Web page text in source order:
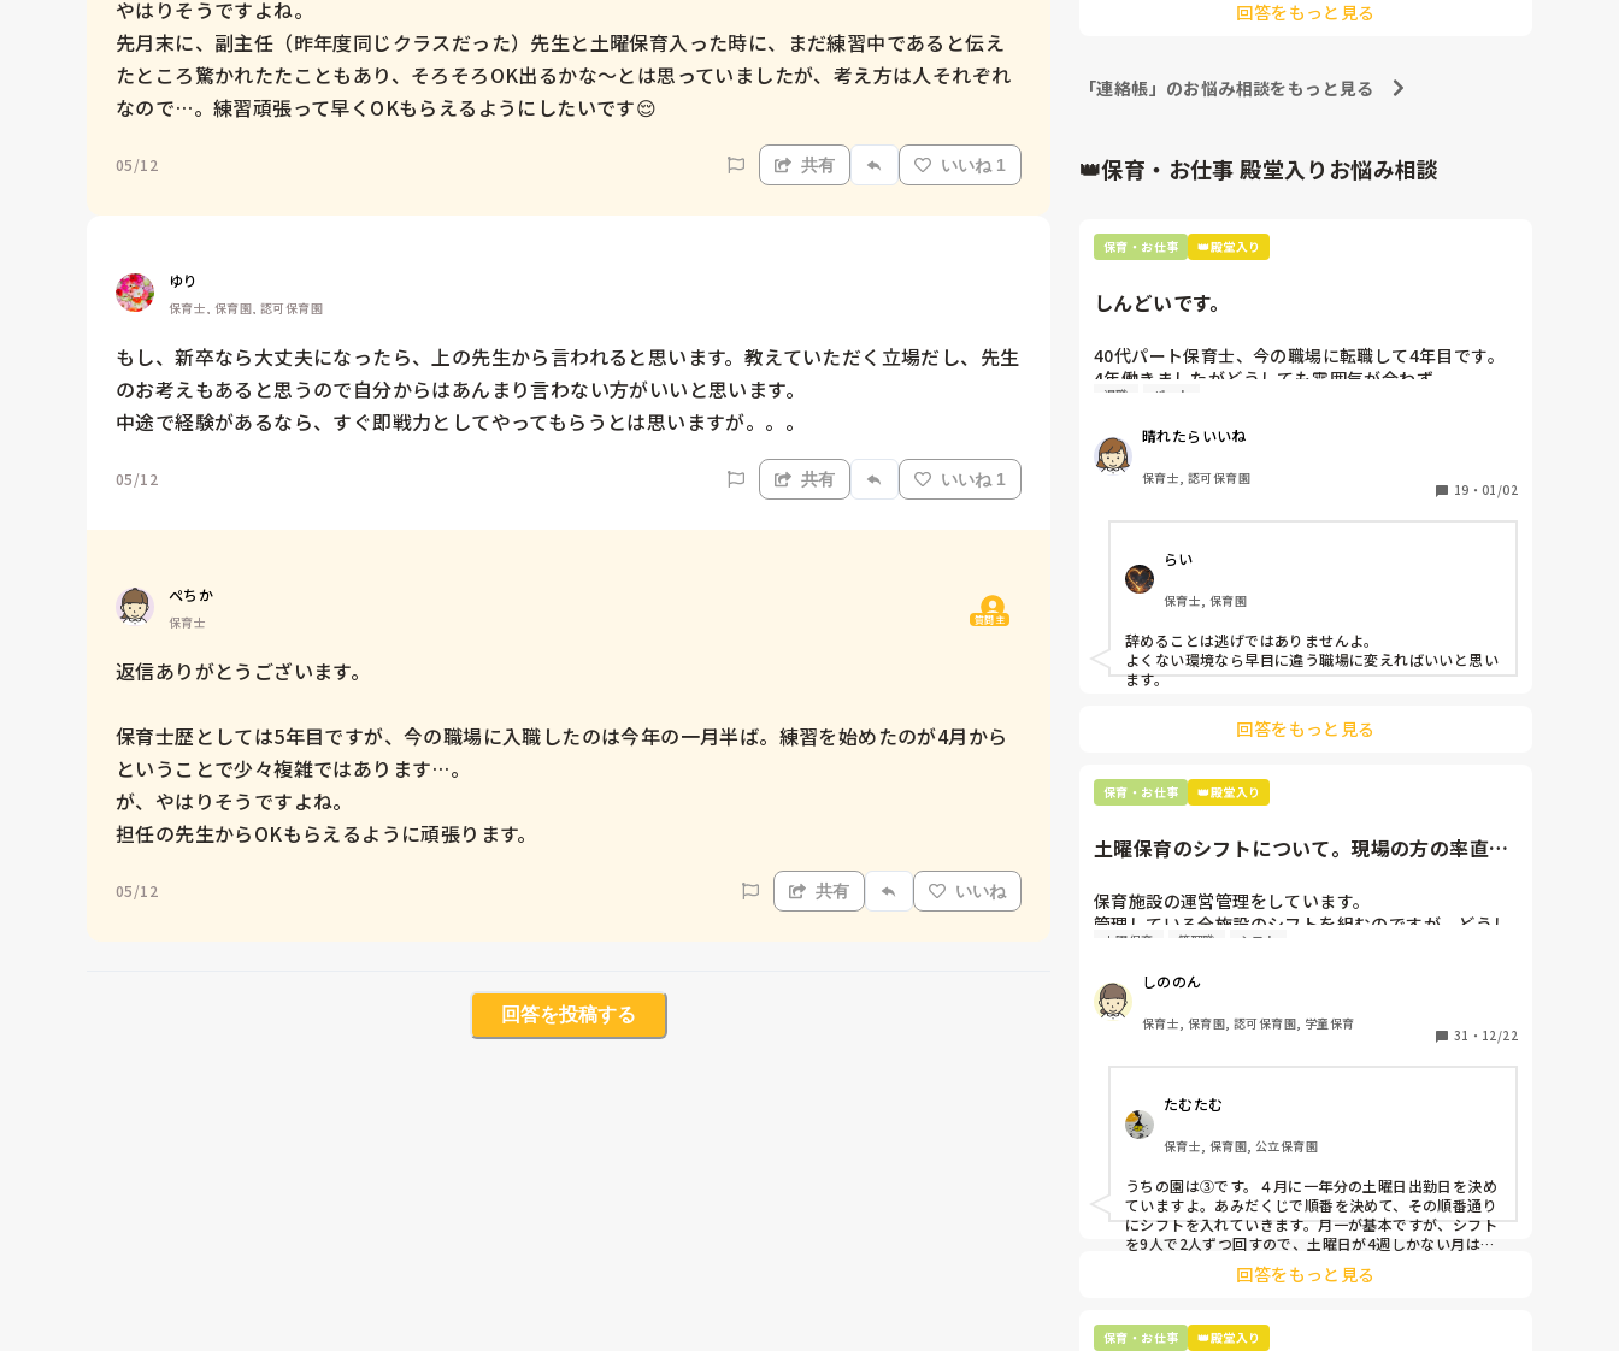
やはりそうですよね。
先月末に、副主任（昨年度同じクラスだった）先生と土曜保育入った時に、まだ練習中であると伝え
たところ驚かれたたこともあり、そろそろOK出るかな〜とは思っていましたが、考え方は人それぞれ
なので…。練習頑張って早くOKもらえるようにしたいです😌
05/12 共有 いいね 1
ゆり
保育士, 保育園, 認可保育園
もし、新卒なら大丈夫になったら、上の先生から言われると思います。教えていただく立場だし、先生
のお考えもあると思うので自分からはあんまり言わない方がいいと思います。
中途で経験があるなら、すぐ即戦力としてやってもらうとは思いますが。。。
05/12 共有 いいね 1
ぺちか
保育士 質問主
返信ありがとうございます。
保育士歴としては5年目ですが、今の職場に入職したのは今年の一月半ば。練習を始めたのが4月から
ということで少々複雑ではあります…。
が、やはりそうですよね。
担任の先生からOKもらえるように頑張ります。
05/12 共有 いいね
回答を投稿する
回答をもっと見る
「連絡帳」のお悩み相談をもっと見る
👑保育・お仕事 殿堂入りお悩み相談
保育・お仕事 👑殿堂入り
しんどいです。
40代パート保育士、今の職場に転職して4年目です。
4年働きましたがどうしても雰囲気が合わず
退職しようと思っています。
周りの職員は、勤続10年以上から何十年という先生が
ほとんどです。
保護者子どもの愚痴悪口が多く、
子どもの前でも
仕方ないよね
もう何も言わずに
子どもの言いなりになればいいんだね
などいう意見で…
上の先生に相談することは難しそうです。
正直苦しい。
辞めることは逃げ、と、過去辞めた人も何年も言われ
続けています
退職 パート
晴れたらいいね
保育士, 認可保育園
19 ・ 01/02
らい
保育士, 保育園
辞めることは逃げではありませんよ。
よくない環境なら早目に違う職場に変えればいいと思い
ます。
回答をもっと見る
保育・お仕事 👑殿堂入り
土曜保育のシフトについて。現場の方の率直な
保育施設の運営管理をしています。
管理している全施設のシフトを組むのですが、どうし
ても土曜保育だけは入れる方が少なく、いつも苦労し
応募の段階では皆、月1〜2回の土曜出勤があることに
同意して入職しているはずですが、いざ勤務が始まる
と一日も土曜出勤が出来ない方ばかりです。
①土曜日の希望休は2日まで、と制限をかける
②毎月、必ず土曜保育に入ることのできる日を1日だ
けピックアップしてもらう
③仮シフトが出た時、土曜出勤が難しければ自身で代
わりの人を交渉して見つけてもらう
上記のいずれかの対策を取り入れることを考えていま
土曜保育 管理職 シフト
しののん
保育士, 保育園, 認可保育園, 学童保育
31 ・ 12/22
たむたむ
保育士, 保育園, 公立保育園
うちの園は③です。４月に一年分の土曜日出勤日を決め
ていますよ。あみだくじで順番を決めて、その順番通り
にシフトを入れていきます。月一が基本ですが、シフト
を9人で2人ずつ回すので、土曜日が4週しかない月は無
しの時もありますよ。その土曜日が出られない人は、同
じシフト時間の人と自分で交代して貰い、主任に報告し
回答をもっと見る
保育・お仕事 👑殿堂入り